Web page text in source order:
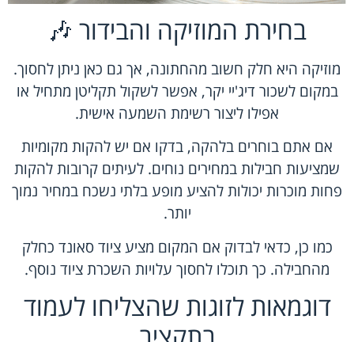
בחירת המוזיקה והבידור 🎶
מוזיקה היא חלק חשוב מהחתונה, אך גם כאן ניתן לחסוך.
במקום לשכור דיג'יי יקר, אפשר לשקול תקליטן מתחיל או
אפילו ליצור רשימת השמעה אישית.
אם אתם בוחרים בלהקה, בדקו אם יש להקות מקומיות
שמציעות חבילות במחירים נוחים. לעיתים קרובות להקות
פחות מוכרות יכולות להציע מופע בלתי נשכח במחיר נמוך
יותר.
כמו כן, כדאי לבדוק אם המקום מציע ציוד סאונד כחלק
מהחבילה. כך תוכלו לחסוך עלויות השכרת ציוד נוסף.
דוגמאות לזוגות שהצליחו לעמוד